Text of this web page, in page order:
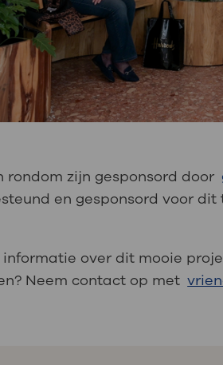
rondom zijn gesponsord door
en gesponsord voor
over dit mooie
Neem contact op met